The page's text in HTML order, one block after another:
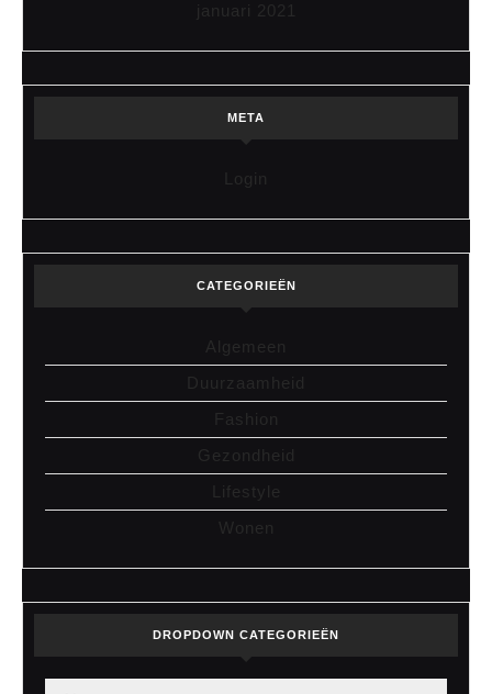
januari 2021
META
Login
CATEGORIEËN
Algemeen
Duurzaamheid
Fashion
Gezondheid
Lifestyle
Wonen
DROPDOWN CATEGORIEËN